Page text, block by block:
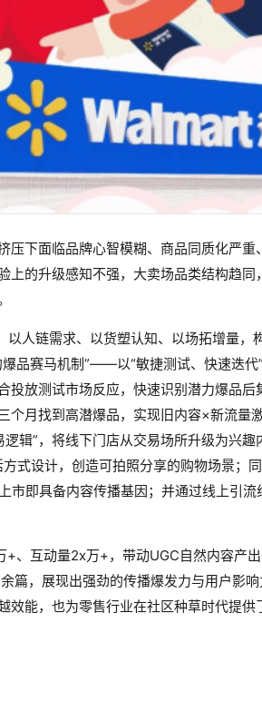
下面临品牌心智模糊、商品同质化严重
的升级感知不强，大卖场品类结构趋同
人链需求、以货塑认知、以场拓增量，
品赛马机制”——以“敏捷测试、快速迭代
放测试市场反应，快速识别潜力爆品后
月找到高潜爆品，实现旧内容×新流量
辑”，将线下门店从交易场所升级为兴趣
式设计，创造可拍照分享的购物场景；
市即具备内容传播基因；并通过线上引
、互动量2x万+，带动UGC自然内容产
篇，展现出强劲的传播爆发力与用户影
能，也为零售行业在社区种草时代提供